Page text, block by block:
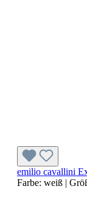
emilio cavallini
Farbe: weiß |